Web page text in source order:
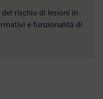
rischio di lesioni in
e funzionalità di